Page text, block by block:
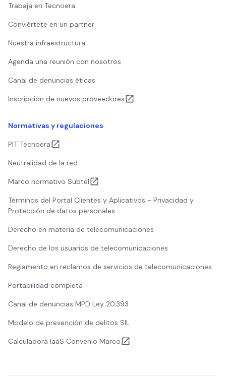
Trabaja en Tecnoera
Conviértete en un partner
Nuestra infraestructura
Agenda una reunión con nosotros
Canal de denuncias éticas
Inscripción de nuevos proveedores
Normativas y regulaciones
PIT Tecnoera
Neutralidad de la red
Marco normativo Subtel
Términos del Portal Clientes y Aplicativos - Privacidad y
Protección de datos personales
Derecho en materia de telecomunicaciones
Derecho de los usuarios de telecomunicaciones
Reglamento en reclamos de servicios de telecomunicaciones
Portabilidad completa
Canal de denuncias MPD Ley 20.393
Modelo de prevención de delitos SIL
Calculadora IaaS Convenio Marco